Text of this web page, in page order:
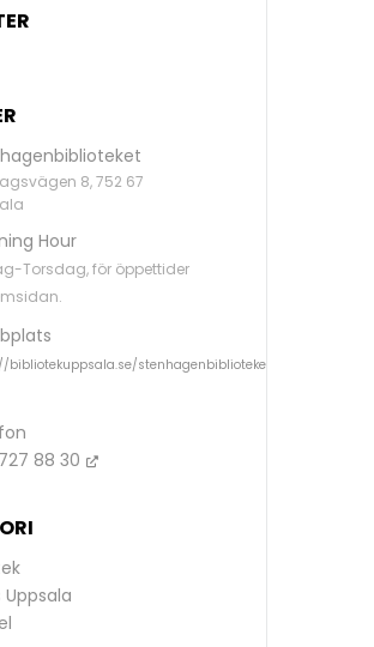
8, 752 67
Hour
Torsdag, för öppettider
bibliotekuppsala.se/stenhagenbiblioteket#/
88 30
Uppsala